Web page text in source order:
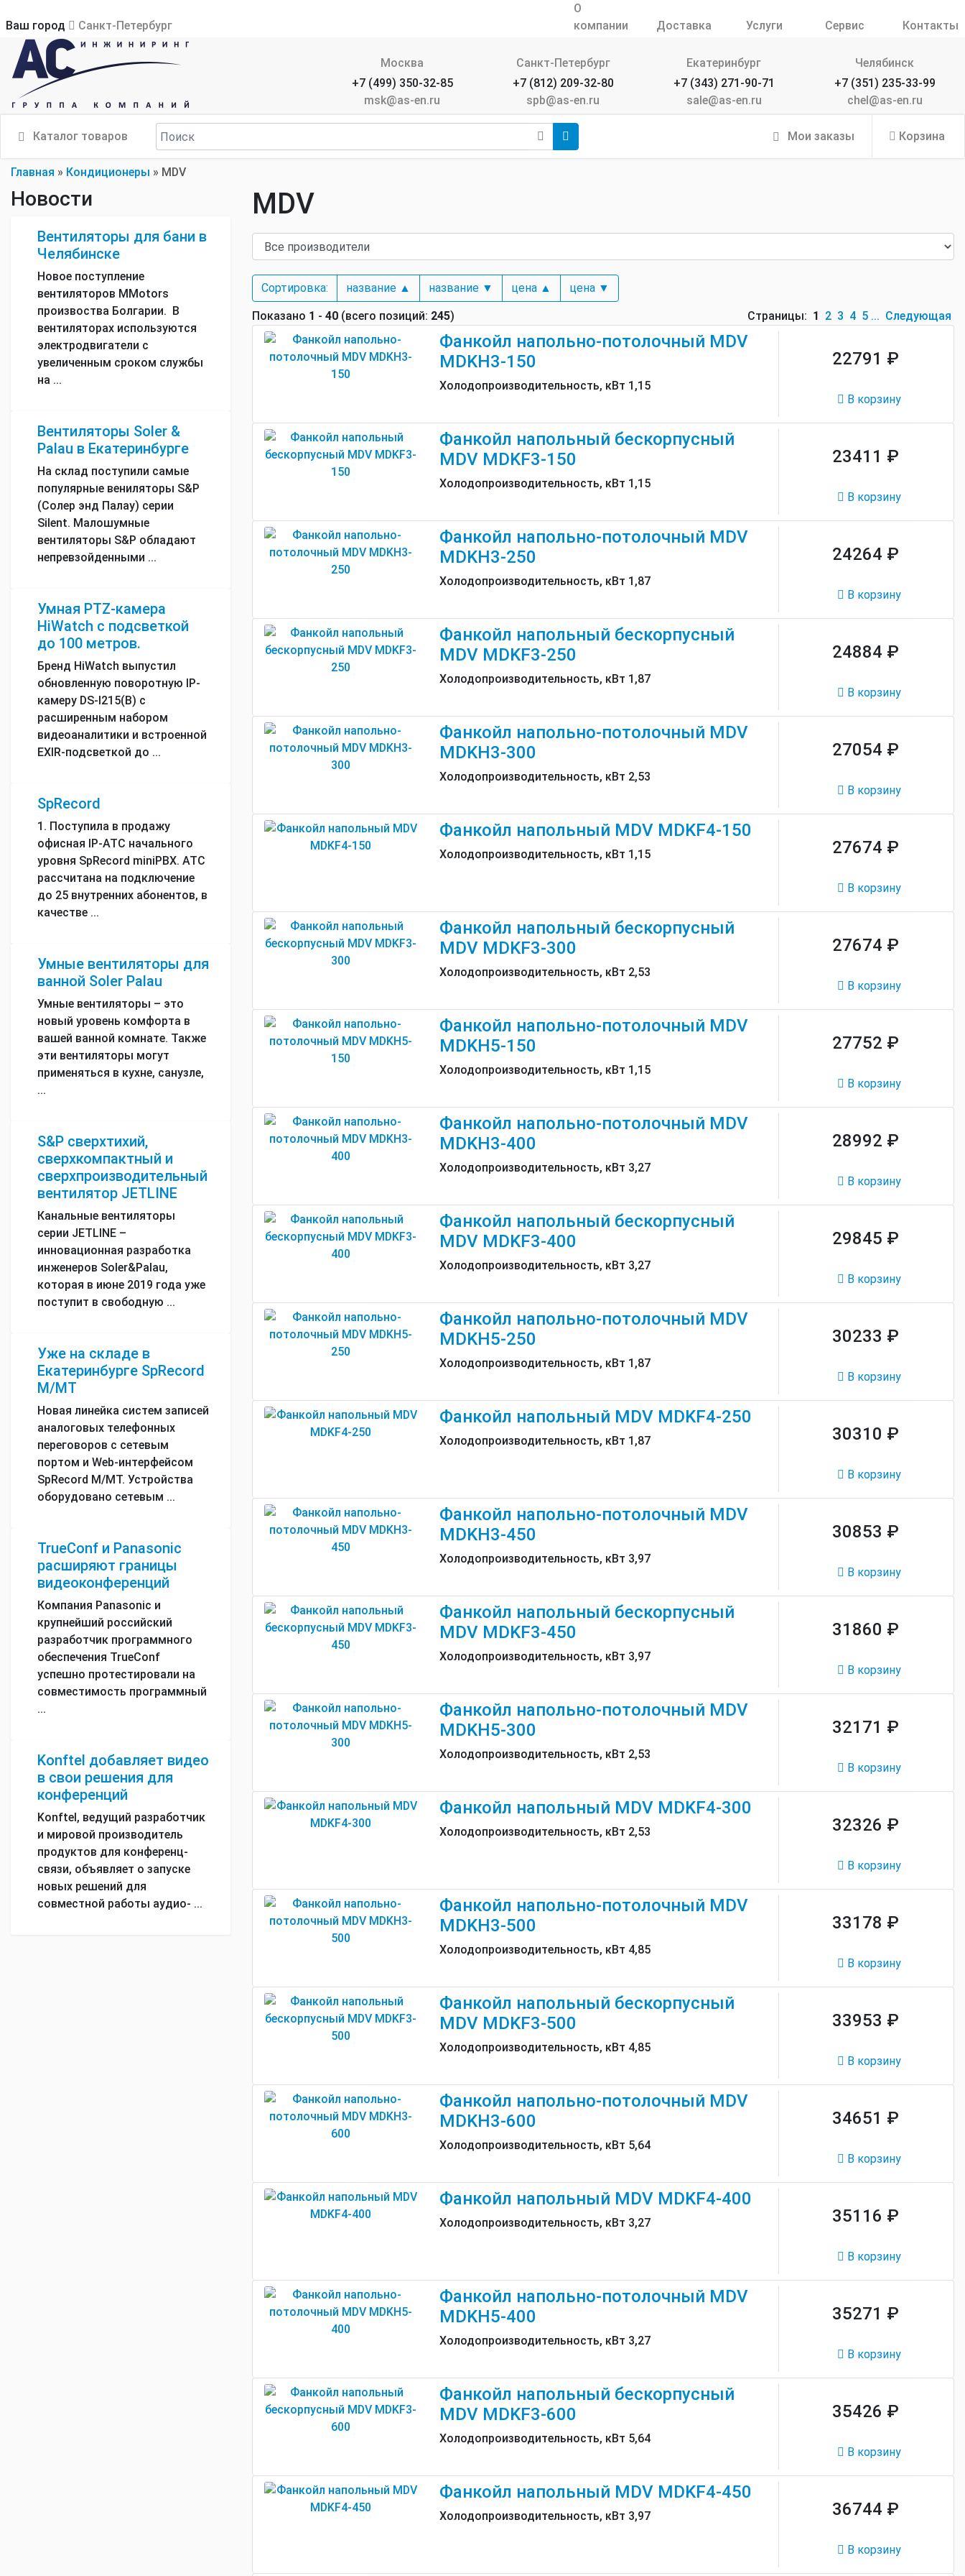
Ваш город Санкт-Петербург
О
компании
Доставка Услуги Сервис Контакты
Москва
+7 (499) 350-32-85
msk@as-en.ru
Санкт-Петербург
+7 (812) 209-32-80
spb@as-en.ru
Екатеринбург
+7 (343) 271-90-71
sale@as-en.ru
Челябинск
+7 (351) 235-33-99
chel@as-en.ru
Каталог товаров Корзина
Мои заказы
Главная » Кондиционеры » MDV
Новости
Вентиляторы для бани в
Челябинске
Новое поступление
вентиляторов MMotors
произвоства Болгарии. В
вентиляторах используются
электродвигатели с
увеличенным сроком службы
на ...
Вентиляторы Soler &
Palau в Екатеринбурге
На склад поступили самые
популярные вениляторы S&P
(Солер энд Палау) серии
Silent. Малошумные
вентиляторы S&P обладают
непревзойденными ...
Умная PTZ-камера
HiWatch с подсветкой
до 100 метров.
Бренд HiWatch выпустил
обновленную поворотную IP-
камеру DS-I215(B) с
расширенным набором
видеоаналитики и встроенной
EXIR-подсветкой до ...
SpRecord
1. Поступила в продажу
офисная IP-АТС начального
уровня SpRecord miniPBX. АТС
рассчитана на подключение
до 25 внутренних абонентов, в
качестве ...
Умные вентиляторы для
ванной Soler Palau
Умные вентиляторы – это
новый уровень комфорта в
вашей ванной комнате. Также
эти вентиляторы могут
применяться в кухне, санузле,
...
S&P сверхтихий,
сверхкомпактный и
сверхпроизводительный
вентилятор JETLINE
Канальные вентиляторы
серии JETLINE –
инновационная разработка
инженеров Soler&Palau,
которая в июне 2019 года уже
поступит в свободную ...
Уже на складе в
Екатеринбурге SpRecord
М/МТ
Новая линейка систем записей
аналоговых телефонных
переговоров с сетевым
портом и Web-интерфейсом
SpRecord М/МТ. Устройства
оборудовано сетевым ...
TrueConf и Panasonic
расширяют границы
видеоконференций
Компания Panasonic и
крупнейший российский
разработчик программного
обеспечения TrueConf
успешно протестировали на
совместимость программный
...
Konftel добавляет видео
в свои решения для
конференций
Konftel, ведущий разработчик
и мировой производитель
продуктов для конференц-
связи, объявляет о запуске
новых решений для
совместной работы аудио- ...
MDV
Сортировка: название ▲ название ▼ цена ▲ цена ▼
Страницы: 1 2 3 4 5 ... Следующая
Показано 1 - 40 (всего позиций: 245)
Фанкойл напольно-потолочный MDV
MDKH3-150
Холодопроизводительность, кВт 1,15
22791 ₽
В корзину
Фанкойл напольный бескорпусный
MDV MDKF3-150
Холодопроизводительность, кВт 1,15
23411 ₽
В корзину
Фанкойл напольно-потолочный MDV
MDKH3-250
Холодопроизводительность, кВт 1,87
24264 ₽
В корзину
Фанкойл напольный бескорпусный
MDV MDKF3-250
Холодопроизводительность, кВт 1,87
24884 ₽
В корзину
Фанкойл напольно-потолочный MDV
MDKH3-300
Холодопроизводительность, кВт 2,53
27054 ₽
В корзину
Фанкойл напольный MDV MDKF4-150
Холодопроизводительность, кВт 1,15 27674 ₽
В корзину
Фанкойл напольный бескорпусный
MDV MDKF3-300
Холодопроизводительность, кВт 2,53
27674 ₽
В корзину
Фанкойл напольно-потолочный MDV
MDKH5-150
Холодопроизводительность, кВт 1,15
27752 ₽
В корзину
Фанкойл напольно-потолочный MDV
MDKH3-400
Холодопроизводительность, кВт 3,27
28992 ₽
В корзину
Фанкойл напольный бескорпусный
MDV MDKF3-400
Холодопроизводительность, кВт 3,27
29845 ₽
В корзину
Фанкойл напольно-потолочный MDV
MDKH5-250
Холодопроизводительность, кВт 1,87
30233 ₽
В корзину
Фанкойл напольный MDV MDKF4-250
Холодопроизводительность, кВт 1,87 30310 ₽
В корзину
Фанкойл напольно-потолочный MDV
MDKH3-450
Холодопроизводительность, кВт 3,97
30853 ₽
В корзину
Фанкойл напольный бескорпусный
MDV MDKF3-450
Холодопроизводительность, кВт 3,97
31860 ₽
В корзину
Фанкойл напольно-потолочный MDV
MDKH5-300
Холодопроизводительность, кВт 2,53
32171 ₽
В корзину
Фанкойл напольный MDV MDKF4-300
Холодопроизводительность, кВт 2,53 32326 ₽
В корзину
Фанкойл напольно-потолочный MDV
MDKH3-500
Холодопроизводительность, кВт 4,85
33178 ₽
В корзину
Фанкойл напольный бескорпусный
MDV MDKF3-500
Холодопроизводительность, кВт 4,85
33953 ₽
В корзину
Фанкойл напольно-потолочный MDV
MDKH3-600
Холодопроизводительность, кВт 5,64
34651 ₽
В корзину
Фанкойл напольный MDV MDKF4-400
Холодопроизводительность, кВт 3,27 35116 ₽
В корзину
Фанкойл напольно-потолочный MDV
MDKH5-400
Холодопроизводительность, кВт 3,27
35271 ₽
В корзину
Фанкойл напольный бескорпусный
MDV MDKF3-600
Холодопроизводительность, кВт 5,64
35426 ₽
В корзину
Фанкойл напольный MDV MDKF4-450
Холодопроизводительность, кВт 3,97 36744 ₽
В корзину